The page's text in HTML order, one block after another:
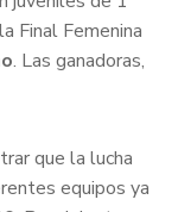
Final Femenina
. Las ganadoras,
que la lucha
equipos ya